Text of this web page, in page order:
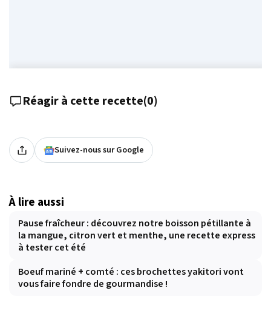
Réagir à cette recette(0)
Suivez-nous sur Google
À lire aussi
Pause fraîcheur : découvrez notre boisson pétillante à
la mangue, citron vert et menthe, une recette express
à tester cet été
Boeuf mariné + comté : ces brochettes yakitori vont
vous faire fondre de gourmandise !